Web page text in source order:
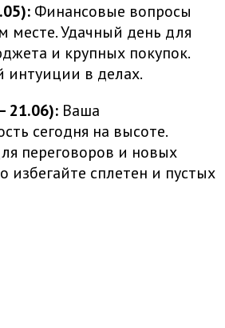
Финансовые вопросы
месте. Удачный день для
и крупных покупок.
интуиции в делах.
21.06): Ваша
сегодня на высоте.
переговоров и новых
избегайте сплетен и пустых